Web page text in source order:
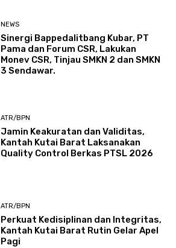
NEWS
Sinergi Bappedalitbang Kubar, PT
Pama dan Forum CSR, Lakukan
Monev CSR, Tinjau SMKN 2 dan SMKN
3 Sendawar.
ATR/BPN
Jamin Keakuratan dan Validitas,
Kantah Kutai Barat Laksanakan
Quality Control Berkas PTSL 2026
ATR/BPN
Perkuat Kedisiplinan dan Integritas,
Kantah Kutai Barat Rutin Gelar Apel
Pagi